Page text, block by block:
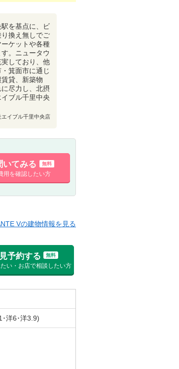
を基点に、ビ
換え無しでご
ケットや各種
。ニュータウ
しており、他
箕面市に通じ
貸、新築物
尽力し、北摂
ブル千里中央
エイブル千里中央店
いてみる 無料
用を確認したい方
予約する 無料
い・お店で相談したい方
Vの建物情報を見る
洋6･洋3.9)